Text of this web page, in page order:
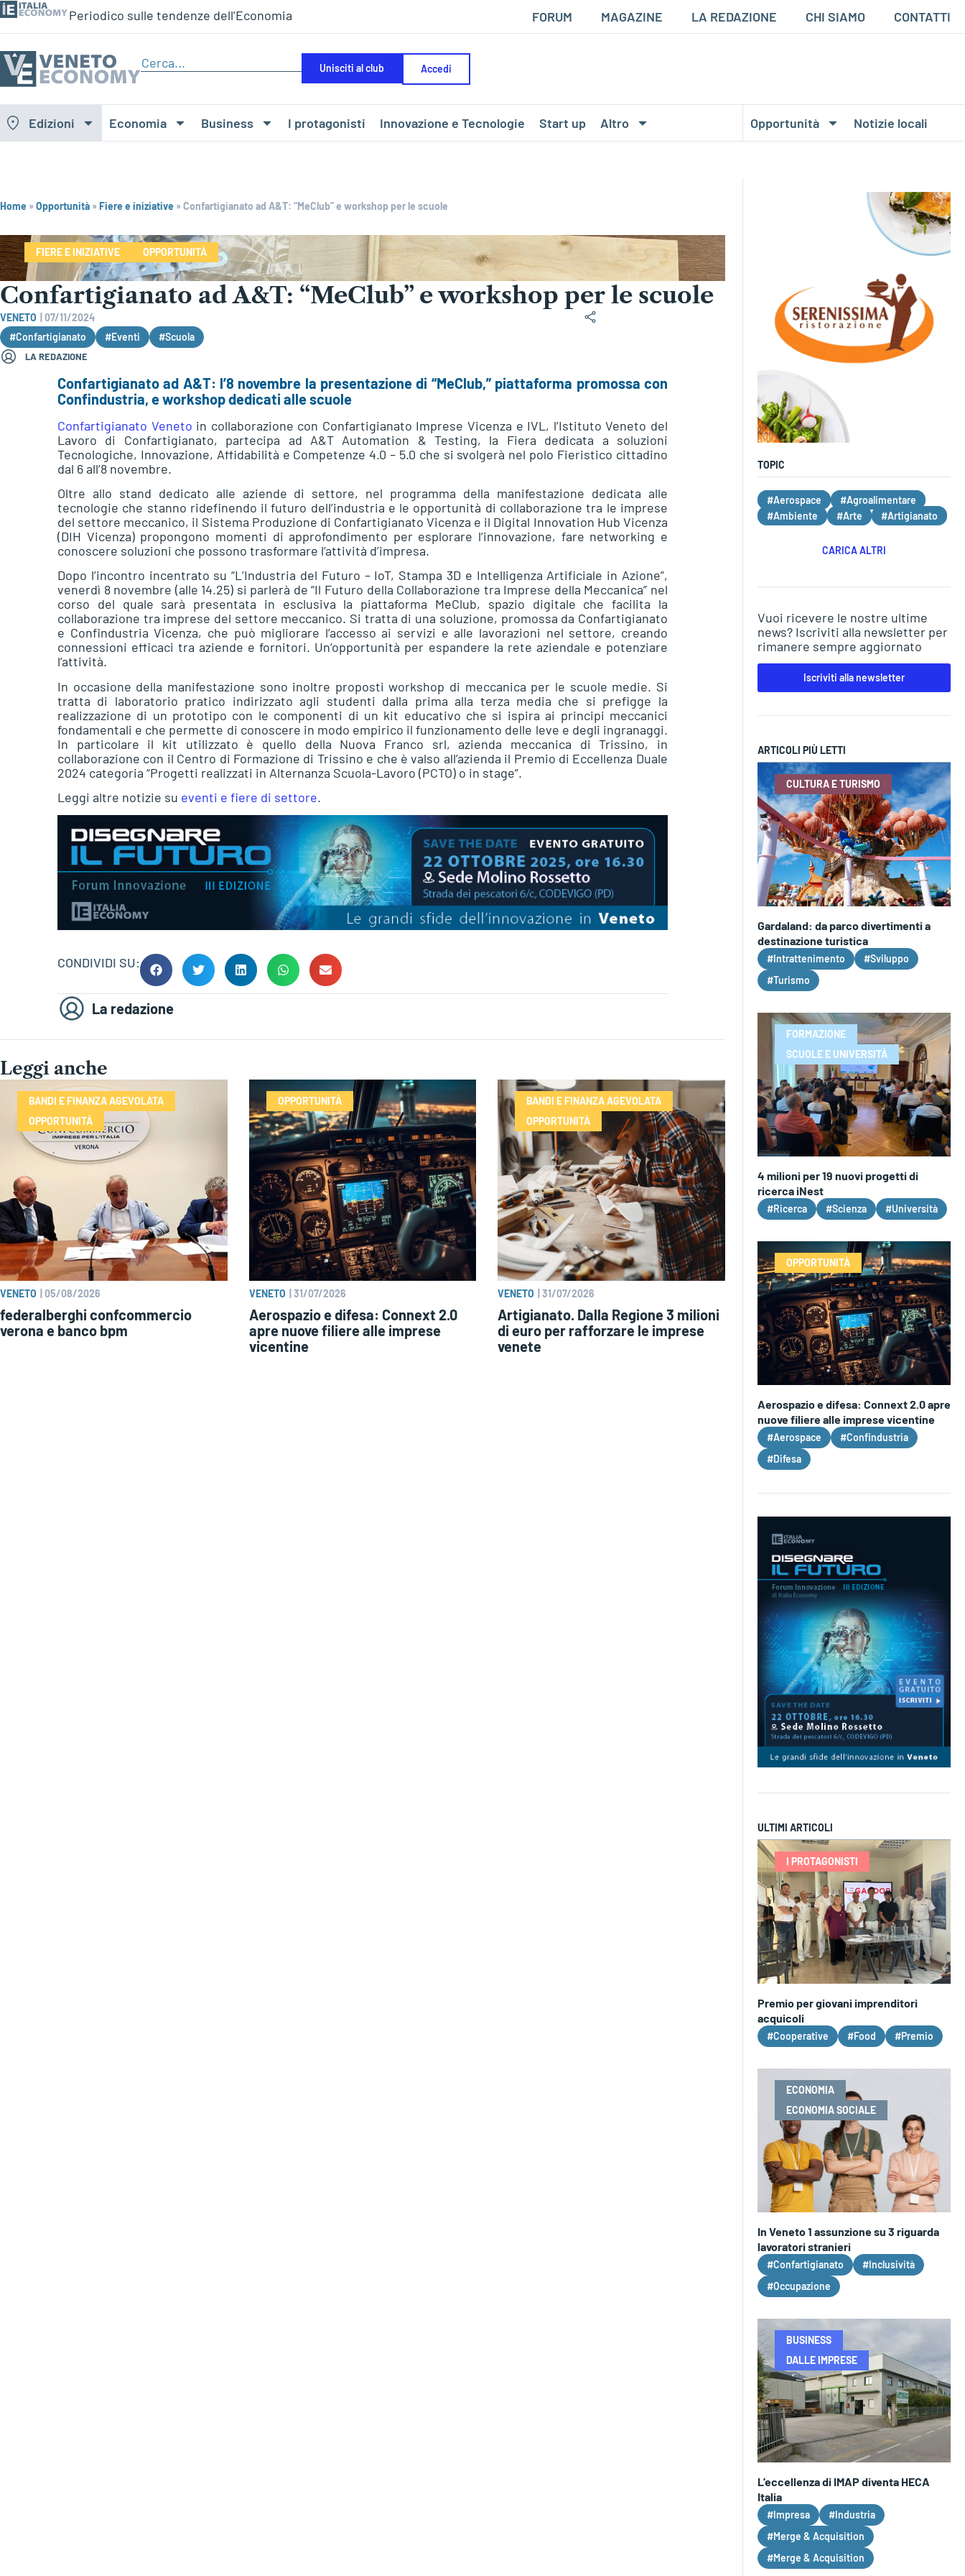
Periodico sulle tendenze dell’Economia FORUM MAGAZINE LA REDAZIONE CHI SIAMO CONTATTI
Unisciti al club Accedi
Edizioni Economia Business I protagonisti Innovazione e Tecnologie Start up Altro Opportunità Notizie locali
Home »Opportunità »Fiere e iniziative »Confartigianato ad A&T: “MeClub” e workshop per le scuole
FIERE E INIZIATIVE OPPORTUNITÀ
Confartigianato ad A&T: “MeClub” e workshop per le scuole
VENETO
07/11/2024
#Confartigianato
#Eventi #Scuola
LA REDAZIONE
Confartigianato ad A&T: l’8 novembre la presentazione di “MeClub,” piattaforma promossa con
Confindustria, e workshop dedicati alle scuole
Confartigianato Veneto in collaborazione con Confartigianato Imprese Vicenza e IVL, l’Istituto Veneto del
Lavoro di Confartigianato, partecipa ad A&T Automation & Testing, la Fiera dedicata a soluzioni
Tecnologiche, Innovazione, Affidabilità e Competenze 4.0 – 5.0 che si svolgerà nel polo Fieristico cittadino
dal 6 all’8 novembre.
Oltre allo stand dedicato alle aziende di settore, nel programma della manifestazione dedicata alle
tecnologie che stanno ridefinendo il futuro dell’industria e le opportunità di collaborazione tra le imprese
del settore meccanico, il Sistema Produzione di Confartigianato Vicenza e il Digital Innovation Hub Vicenza
(DIH Vicenza) propongono momenti di approfondimento per esplorare l’innovazione, fare networking e
conoscere soluzioni che possono trasformare l’attività d’impresa.
Dopo l’incontro incentrato su “L’Industria del Futuro – IoT, Stampa 3D e Intelligenza Artificiale in Azione”,
venerdì 8 novembre (alle 14.25) si parlerà de “Il Futuro della Collaborazione tra Imprese della Meccanica” nel
corso del quale sarà presentata in esclusiva la piattaforma MeClub, spazio digitale che facilita la
collaborazione tra imprese del settore meccanico. Si tratta di una soluzione, promossa da Confartigianato
e Confindustria Vicenza, che può migliorare l’accesso ai servizi e alle lavorazioni nel settore, creando
connessioni efficaci tra aziende e fornitori. Un’opportunità per espandere la rete aziendale e potenziare
l’attività.
In occasione della manifestazione sono inoltre proposti workshop di meccanica per le scuole medie. Si
tratta di laboratorio pratico indirizzato agli studenti dalla prima alla terza media che si prefigge la
realizzazione di un prototipo con le componenti di un kit educativo che si ispira ai principi meccanici
fondamentali e che permette di conoscere in modo empirico il funzionamento delle leve e degli ingranaggi.
In particolare il kit utilizzato è quello della Nuova Franco srl, azienda meccanica di Trissino, in
collaborazione con il Centro di Formazione di Trissino e che è valso all’azienda il Premio di Eccellenza Duale
2024 categoria “Progetti realizzati in Alternanza Scuola-Lavoro (PCTO) o in stage”.
Leggi altre notizie su eventi e fiere di settore.
CONDIVIDI SU:
La redazione
Leggi anche
BANDI E FINANZA AGEVOLATA
OPPORTUNITÀ
VENETO 05/08/2026
federalberghi confcommercio
verona e banco bpm
OPPORTUNITÀ
VENETO 31/07/2026
Aerospazio e difesa: Connext 2.0
apre nuove filiere alle imprese
vicentine
BANDI E FINANZA AGEVOLATA
OPPORTUNITÀ
VENETO |31/07/2026
Artigianato. Dalla Regione 3 milioni
di euro per rafforzare le imprese
venete
TOPIC
#Aerospace
#Agroalimentare
#Ambiente
#Arte #Artigianato
CARICA ALTRI
Vuoi ricevere le nostre ultime
news? Iscriviti alla newsletter per
rimanere sempre aggiornato
Iscriviti alla newsletter
ARTICOLI PIÙ LETTI
CULTURA E TURISMO
Gardaland: da parco divertimenti a
destinazione turistica
#Intrattenimento
#Sviluppo
#Turismo
FORMAZIONE
SCUOLE E UNIVERSITÀ
4 milioni per 19 nuovi progetti di
ricerca iNest
#Ricerca #Scienza #Università
OPPORTUNITÀ
Aerospazio e difesa: Connext 2.0 apre
nuove filiere alle imprese vicentine
#Aerospace
#Confindustria
#Difesa
ULTIMI ARTICOLI
I PROTAGONISTI
Premio per giovani imprenditori
acquicoli
#Cooperative #Food #Premio
ECONOMIA
ECONOMIA SOCIALE
In Veneto 1 assunzione su 3 riguarda
lavoratori stranieri
#Confartigianato
#Inclusività
#Occupazione
BUSINESS
DALLE IMPRESE
L’eccellenza di IMAP diventa HECA
Italia
#Impresa
#Industria
#Merge & Acquisition
#Merge & Acquisition